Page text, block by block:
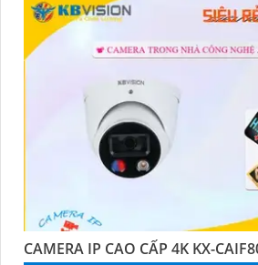
CAMERA IP CAO CẤP 4K KX-